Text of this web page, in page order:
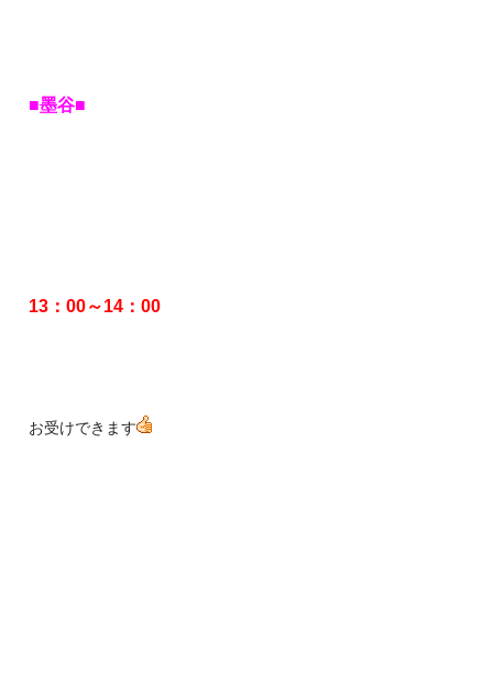
■墨谷■
13：00～14：00
お受けできます